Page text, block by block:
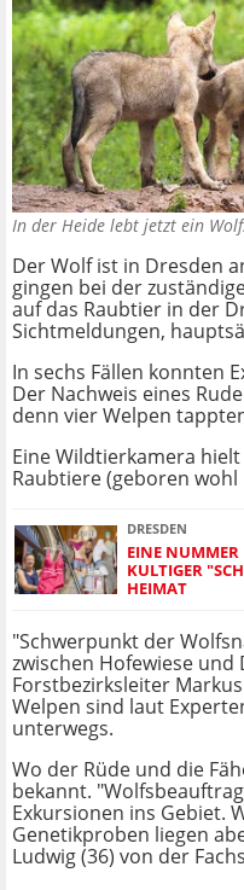
In der Heide lebt jetzt ein
Der Wolf ist in Dresden
gingen bei der
auf das Raubtier in der
Sichtmeldungen,
In sechs Fällen konnten
Der Nachweis eines
denn vier Welpen
Eine Wildtierkamera
Raubtiere (geboren wohl
DRESDEN
EINE
KULTIGER
HEIMAT
"Schwerpunkt der
zwischen Hofewiese und
Forstbezirksleiter
Welpen sind laut
unterwegs.
Wo der Rüde und die
bekannt.
Exkursionen ins Gebiet.
Genetikproben liegen
Ludwig (36) von der